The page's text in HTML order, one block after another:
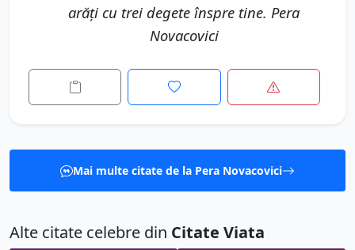
arăți cu trei degete înspre tine. Pera
Novacovici
Mai multe citate de la Pera Novacovici
Alte citate celebre din Citate Viata